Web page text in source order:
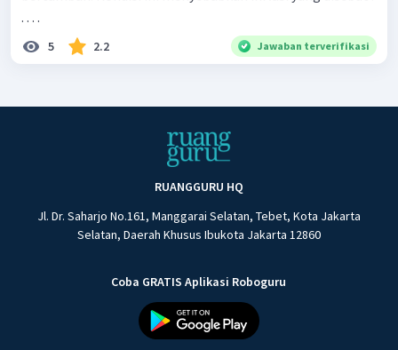
. . . .
5 2.2 Jawaban terverifikasi
RUANGGURU HQ
Jl. Dr. Saharjo No.161, Manggarai Selatan, Tebet, Kota Jakarta
Selatan, Daerah Khusus Ibukota Jakarta 12860
Coba GRATIS Aplikasi Roboguru